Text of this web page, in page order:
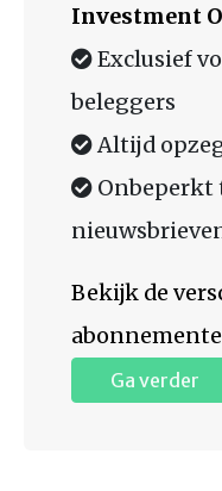
Investment
Exclusief
beleggers
Altijd
Onbeperkt
Bekijk de
Ga verder